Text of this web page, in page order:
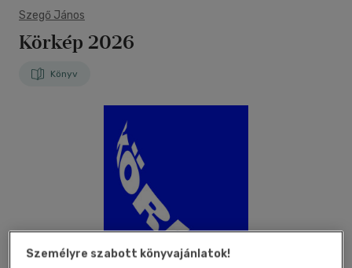
Szegő János
Körkép 2026
Könyv
Személyre szabott könyvajánlatok!